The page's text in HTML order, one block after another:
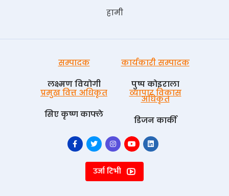
हामी
सम्पादक
लक्ष्मण वियोगी
कार्यकारी सम्पादक
पुष्प काेइराला
प्रमुख वित्त अधिकृत
सिए कृष्ण काफ्ले
व्यापार विकास
अधिकृत
डिजन कार्की
उर्जा टिभी